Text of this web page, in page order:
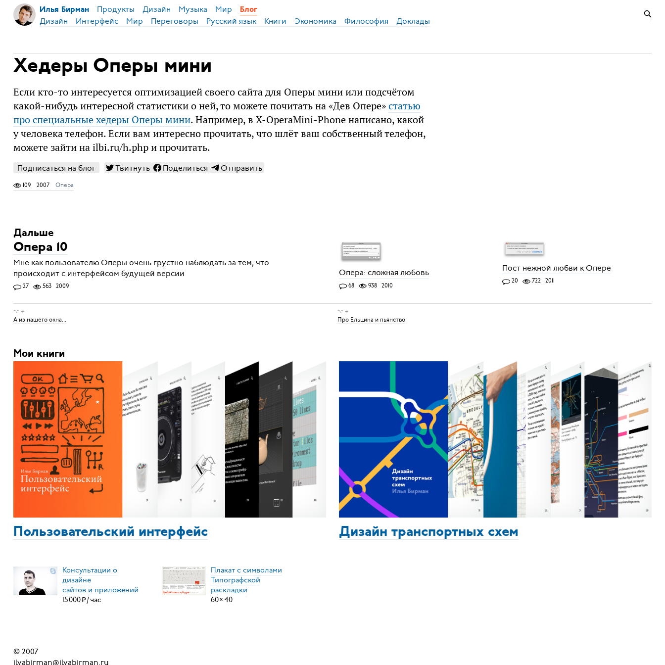
Илья Бирман Продукты Дизайн Музыка Мир Блог
Дизайн Интерфейс Мир Переговоры Русский язык Книги Экономика Философия Доклады
Хедеры Оперы мини
Если кто-то интересуется оптимизацией своего сайта для Оперы мини или подсчётом
какой-нибудь интересной статистики о ней, то можете почитать на «Дев Опере»статью
про специальные хедеры Оперы мини. Например, в X-OperaMini-Phone написано, какой
у человека телефон. Если вам интересно прочитать, что шлёт ваш собственный телефон,
можете зайти на ilbi.ru/h.php и прочитать.
Подписаться на блог Твитнуть Поделиться Отправить
109 2007 Опера
Дальше
Опера 10
Мне как пользователю Оперы очень грустно наблюдать за тем, что
происходит с интерфейсом будущей версии
27 563 2009
Опера: сложная любовь
68 938 2010
Пост нежной любви к Опере
20 722 2011
⌥ ←
А из нашего окна...
⌥ →
Про Ельцина и пьянство
Мои книги
Пользовательский интерфейс Дизайн транспортных схем
Консультации о
дизайне
сайтов и приложений
15000₽/час
Плакат с символами
Типографской
раскладки
60×40
© 2007
ilyabirman@ilyabirman.ru